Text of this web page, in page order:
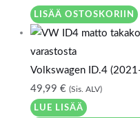
LISÄÄ OSTOSKORIIN
varastosta
Volkswagen ID.4
49,99 € (Sis. ALV)
LUE LISÄÄ